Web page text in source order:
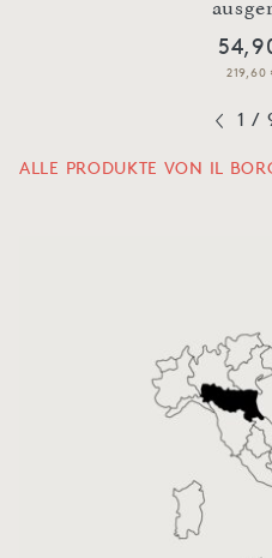
219,60
1 /
ALLE PRODUKTE VON IL